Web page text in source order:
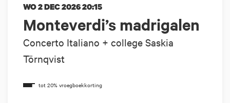
Monteverdi’s madrigalen
Concerto Italiano + college Saskia
Törnqvist
WO 2 DEC 202620:15